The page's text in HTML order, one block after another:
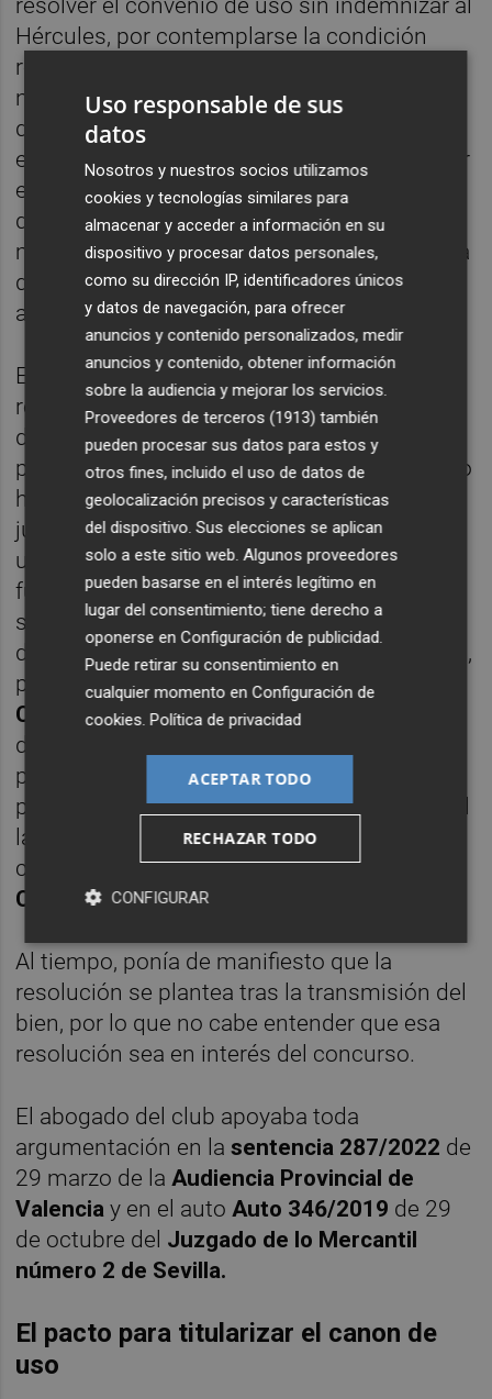
resolver el convenio de uso sin indemnizar al
Hércules, por contemplarse la condición
resolutoria en el plan de liquidación, tener
naturaleza concursal y de unidad productiva
del estadio y el resto de bienes subastados,
el convenio de uso ser una carga, no cumplir
el club con su obligación de mantenimiento
de la instalación y hacer gala de conducta
morosa ("Una voluntad contumaz y reiterada
de impago", en lo que al canon de uso o
alquiler se refiere).
El abogado del Hércules, por su parte,
reclamaba la desestimación de la demanda
de resolución o, en su defecto, la estimación
parcial, es decir, que se indemnice al club. Lo
hacía alegando la ausencia de causa
justificada. También que no estamos ante
una unidad productiva ("No hay
funcionalidad para producir bienes o prestar
servicios antes o a futuro cuando se habla
del estadio, acciones y derechos de crédito"),
pero que de considerarse así laLey
Concursaltambién contempla la obligación
de indemnizar. Que el convenio de uso no
puede ser considerado una carga y que el
plan de liquidación daba un año para pedir el
lanzamiento y no se hizo (ahora
correspondería a acudir a laJurisdicción
Civil
Al tiempo, ponía de manifiesto que la
resolución se plantea tras la transmisión del
bien, por lo que no cabe entender que esa
resolución sea en interés del concurso.
El abogado del club apoyaba toda
argumentación en lasentencia 287/2022 de
29 marzo de laAudiencia Provincial de
Valencia y en el autoAuto 346/2019 de 29
de octubre del Juzgado de lo Mercantil
número 2 de Sevilla.
El pacto para titularizar el canon de
uso
Uso responsable de sus
datos
Nosotros y nuestros socios utilizamos
cookies y tecnologías similares para
almacenar y acceder a información en su
dispositivo y procesar datos personales,
como su dirección IP, identificadores únicos
y datos de navegación, para ofrecer
anuncios y contenido personalizados, medir
anuncios y contenido, obtener información
sobre la audiencia y mejorar los servicios.
Proveedores de terceros (1913) también
pueden procesar sus datos para estos y
otros fines, incluido el uso de datos de
geolocalización precisos y características
del dispositivo. Sus elecciones se aplican
solo a este sitio web. Algunos proveedores
pueden basarse en el interés legítimo en
lugar del consentimiento; tiene derecho a
oponerse enConfiguración de publicidad
Puede retirar su consentimiento en
cualquier momento enConfiguración de
cookies .Política de privacidad
ACEPTAR TODO
RECHAZAR TODO
CONFIGURAR